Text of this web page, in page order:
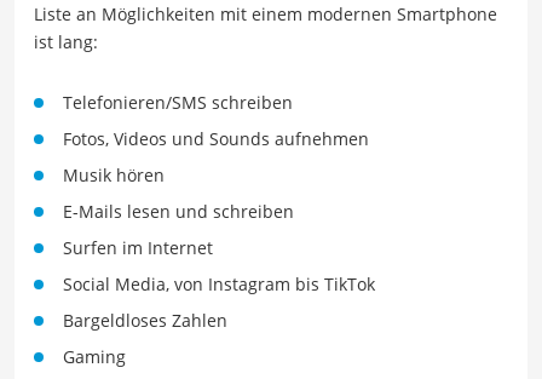
Liste an Möglichkeiten mit einem modernen Smartphone
ist lang:
Telefonieren/SMS schreiben
Fotos, Videos und Sounds aufnehmen
Musik hören
E-Mails lesen und schreiben
Surfen im Internet
Social Media, von Instagram bis TikTok
Bargeldloses Zahlen
Gaming